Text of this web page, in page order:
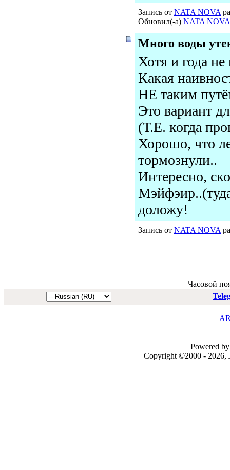
Запись от NATA NOVA
Обновил(-а) NATA NOVA
Много воды
Хотя и года
Какая
НЕ таким
Это вариант
(Т.Е. когда
Хорошо, что
тормознули..
Интересно,
доложу!
Запись от NATA NOVA
Часовой
Powered
Copyright ©2000 - 2026,